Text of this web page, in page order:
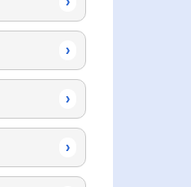
›
›
›